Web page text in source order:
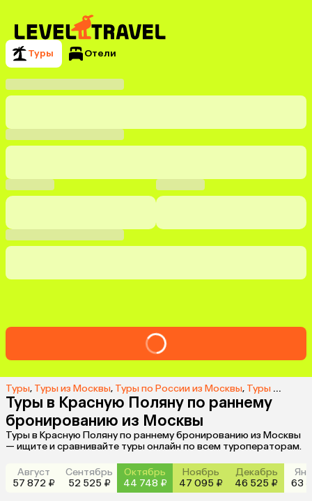
Туры Отели
Туры, Туры из Москвы, Туры по России из Москвы, Туры на Красную Поляну из Москвы
Туры в Красную Поляну по раннему
бронированию из Москвы
Туры в Красную Поляну по раннему бронированию из Москвы
— ищите и сравнивайте туры онлайн по всем туроператорам.
Август
57 872 ₽
Сентябрь
52 525 ₽
Октябрь
44 748 ₽
Ноябрь
47 095 ₽
Декабрь
46 525 ₽
63